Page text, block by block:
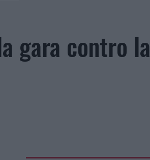
gara contro la